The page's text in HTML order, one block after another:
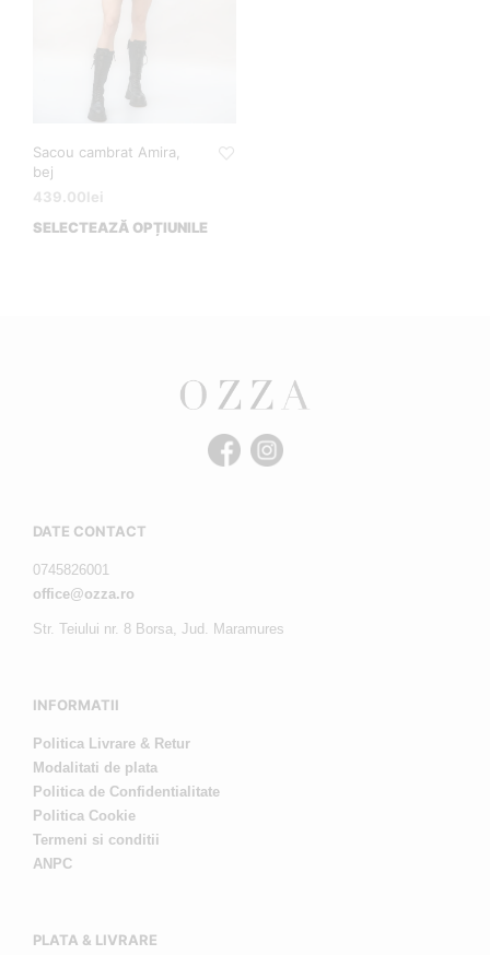
Sacou cambrat Amira,
bej
439.00lei
SELECTEAZĂ OPȚIUNILE
DATE CONTACT
0745826001
office@ozza.ro
Str. Teiului nr. 8 Borsa, Jud. Maramures
INFORMATII
Politica Livrare & Retur
Modalitati de plata
Politica de Confidentialitate
Politica Cookie
Termeni si conditii
ANPC
PLATA & LIVRARE